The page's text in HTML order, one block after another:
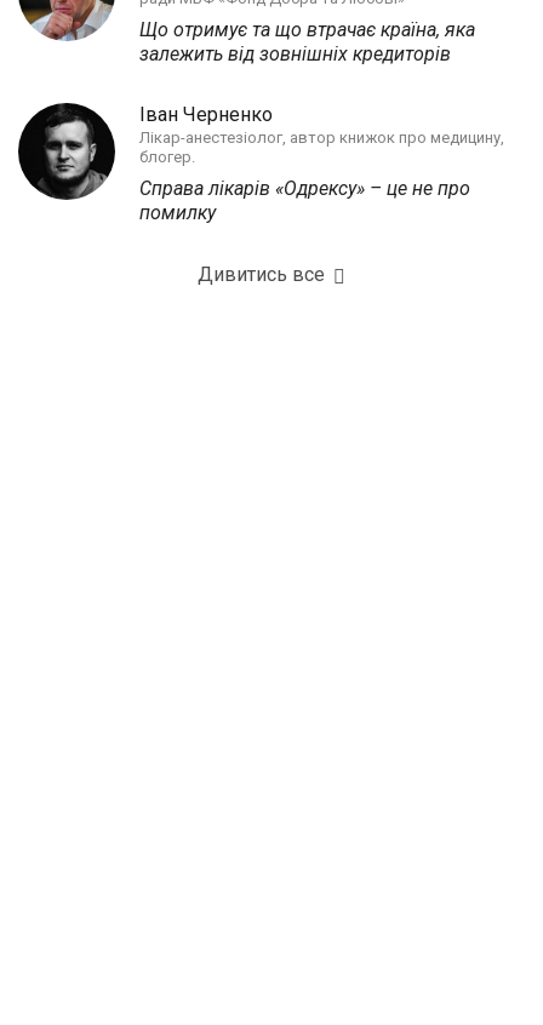
Що отримує та що втрачає країна, яка
залежить від зовнішніх кредиторів
Іван Черненко
Лікар-анестезіолог, автор книжок про медицину,
блогер.
Справа лікарів «Одрексу» – це не про
помилку
Дивитись все